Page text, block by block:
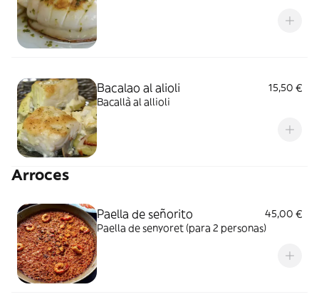
Bacalao al alioli
15,50 €
Bacallà al allioli
Arroces
Paella de señorito
45,00 €
Paella de senyoret (para 2 personas)